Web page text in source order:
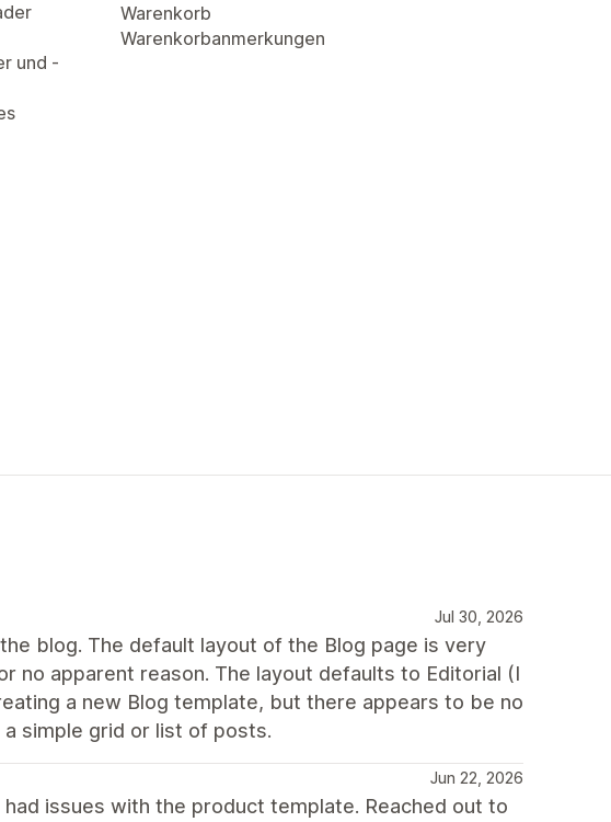
und -
Warenkorb
Warenkorbanmerkungen
Jul 30, 2026
blog. The default layout of the Blog page is very
no apparent reason. The layout defaults to Editorial (I
a new Blog template, but there appears to be no
simple grid or list of posts.
Jun 22, 2026
issues with the product template. Reached out to